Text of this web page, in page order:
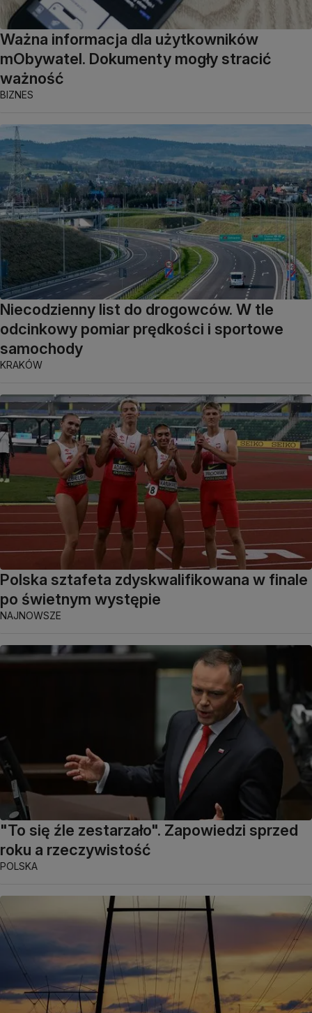
Ważna informacja dla użytkowników
mObywatel. Dokumenty mogły stracić
ważność
BIZNES
Niecodzienny list do drogowców. W tle
odcinkowy pomiar prędkości i sportowe
samochody
KRAKÓW
Polska sztafeta zdyskwalifikowana w finale
po świetnym występie
NAJNOWSZE
"To się źle zestarzało". Zapowiedzi sprzed
roku a rzeczywistość
POLSKA